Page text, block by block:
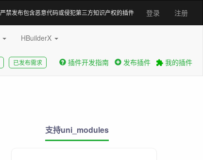
登录 注册
严禁发布包含恶意代码或侵犯第三方知识产权的插件
HBuilderX
已发布需求 插件开发指南 发布插件 我的插件
支持uni_modules